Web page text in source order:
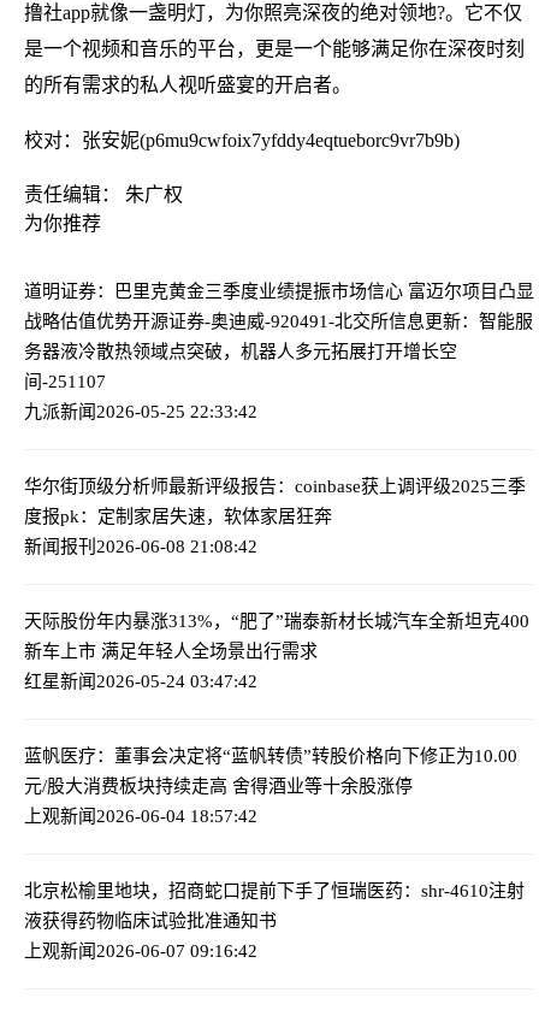
撸社app就像一盏明灯，为你照亮深夜的绝对领地?。它不仅
是一个视频和音乐的平台，更是一个能够满足你在深夜时刻
的所有需求的私人视听盛宴的开启者。
校对：张安妮(p6mu9cwfoix7yfddy4eqtueborc9vr7b9b)
责任编辑： 朱广权
为你推荐
道明证券：巴里克黄金三季度业绩提振市场信心 富迈尔项目凸显
战略估值优势开源证券-奥迪威-920491-北交所信息更新：智能服
务器液冷散热领域点突破，机器人多元拓展打开增长空
间-251107
九派新闻2026-05-25 22:33:42
华尔街顶级分析师最新评级报告：coinbase获上调评级2025三季
度报pk：定制家居失速，软体家居狂奔
新闻报刊 2026-06-08 21:08:42
天际股份年内暴涨313%，“肥了”瑞泰新材长城汽车全新坦克400
新车上市 满足年轻人全场景出行需求
红星新闻2026-05-24 03:47:42
蓝帆医疗：董事会决定将“蓝帆转债”转股价格向下修正为10.00
元/股大消费板块持续走高 舍得酒业等十余股涨停
上观新闻2026-06-04 18:57:42
北京松榆里地块，招商蛇口提前下手了恒瑞医药：shr-4610注射
液获得药物临床试验批准通知书
上观新闻2026-06-07 09:16:42